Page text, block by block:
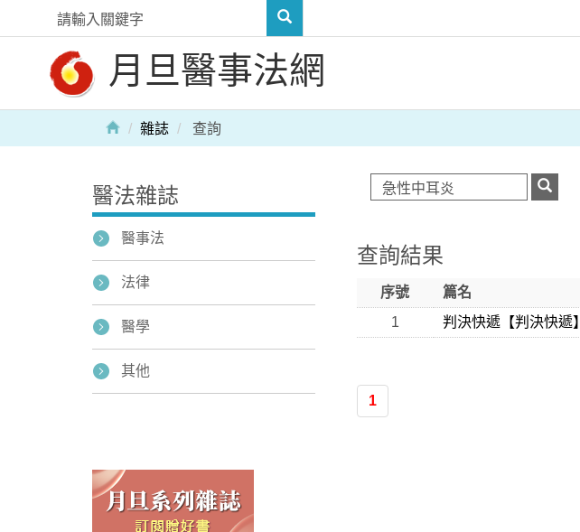
月旦醫事法網
雜誌 查詢
查詢結果
序號 篇名
1
判決快遞【判決快遞】
1
醫法雜誌
醫事法
法律
醫學
其他